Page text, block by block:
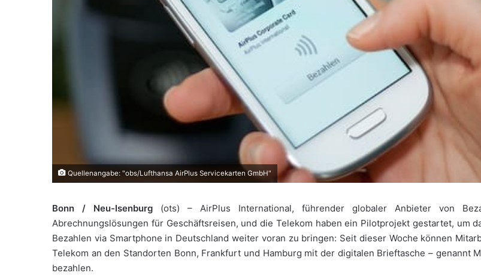
Quellenangabe: "obs/Lufthansa AirPlus Servicekarten GmbH"
Bonn / Neu-Isenburg (ots) – AirPlus International, führender globaler Anbieter von
Abrechnungslösungen für Geschäftsreisen, und die Telekom haben ein Pilotprojekt gestartet, um
Bezahlen via Smartphone in Deutschland weiter voran zu bringen: Seit dieser Woche können
Telekom an den Standorten Bonn, Frankfurt und Hamburg mit der digitalen Brieftasche – genannt
bezahlen.